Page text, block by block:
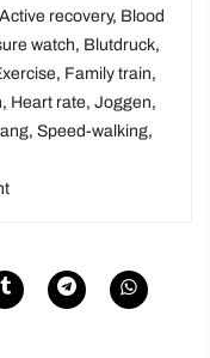
Active recovery, Blood
watch, Blutdruck,
, Family train,
, Heart rate, Joggen,
, Speed-walking,